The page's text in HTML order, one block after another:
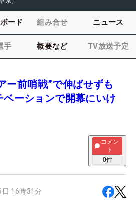
ード 組み合せ ニュース
手 概要など TV放送予定
ー前哨戦”で伸ばせずも
ーションで開幕にいけ
コメン
ト
0件
16時31分